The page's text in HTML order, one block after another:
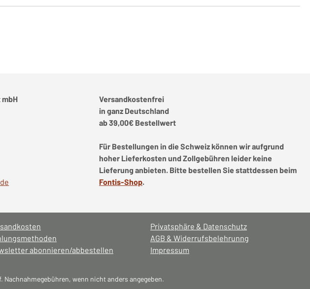
Versandkostenfrei
in ganz Deutschland
ab 39,00€ Bestellwert
Für Bestellungen in die Schweiz können wir aufgrund
hoher Lieferkosten und Zollgebühren leider keine
Lieferung anbieten. Bitte bestellen Sie stattdessen beim
Fontis-Shop.
abonnieren/abbestellen
Privatsphäre & Datenschutz
AGB & Widerrufsbelehrunng
Impressum
Nachnahmegebühren, wenn nicht anders angegeben.